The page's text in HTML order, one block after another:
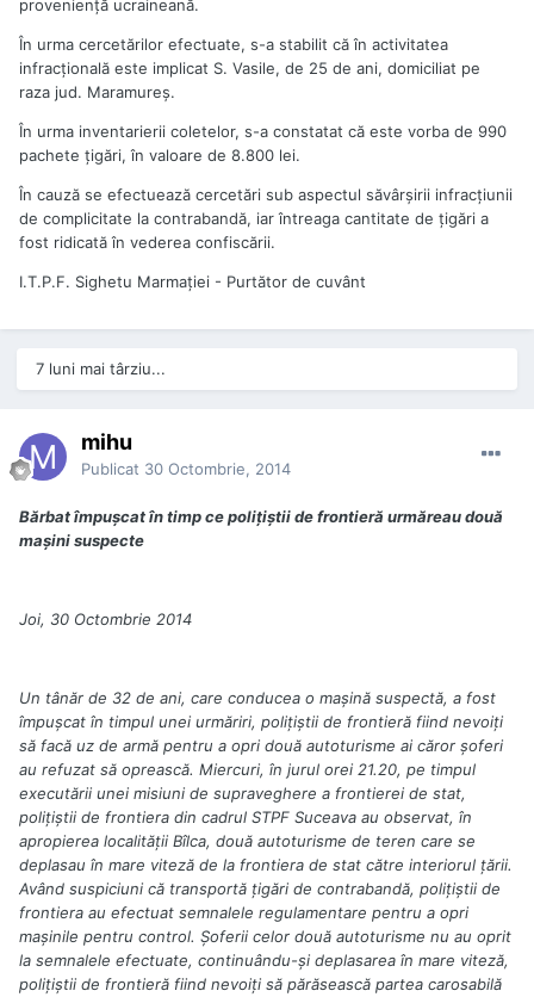
provenienţă ucraineană.
În urma cercetărilor efectuate, s-a stabilit că în activitatea
infracţională este implicat S. Vasile, de 25 de ani, domiciliat pe
raza jud. Maramureş.
În urma inventarierii coletelor, s-a constatat că este vorba de 990
pachete ţigări, în valoare de 8.800 lei.
În cauză se efectuează cercetări sub aspectul săvârşirii infracţiunii
de complicitate la contrabandă, iar întreaga cantitate de ţigări a
fost ridicată în vederea confiscării.
I.T.P.F. Sighetu Marmației - Purtător de cuvânt
7 luni mai târziu...
mihu
Publicat 30 Octombrie, 2014
Bărbat împuşcat în timp ce poliţiştii de frontieră urmăreau două
maşini suspecte
Joi, 30 Octombrie 2014
Un tânăr de 32 de ani, care conducea o maşină suspectă, a fost
împuşcat în timpul unei urmăriri, poliţiştii de frontieră fiind nevoiţi
să facă uz de armă pentru a opri două autoturisme ai căror şoferi
au refuzat să oprească. Miercuri, în jurul orei 21.20, pe timpul
executării unei misiuni de supraveghere a frontierei de stat,
poliţiştii de frontiera din cadrul STPF Suceava au observat, în
apropierea localităţii Bîlca, două autoturisme de teren care se
deplasau în mare viteză de la frontiera de stat către interiorul ţării.
Având suspiciuni că transportă ţigări de contrabandă, polițiștii de
frontiera au efectuat semnalele regulamentare pentru a opri
maşinile pentru control. Şoferii celor două autoturisme nu au oprit
la semnalele efectuate, continuându-şi deplasarea în mare viteză,
poliţiştii de frontieră fiind nevoiţi să părăsească partea carosabilă